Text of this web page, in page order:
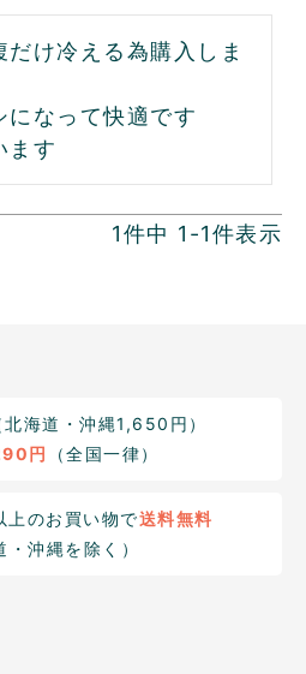
け冷える為購入しま
になって快適です
ます
1件中 1 -1件表示
北海道・沖縄1,650円）
円 （全国一律）
上のお買い物で送料無料
・沖縄を除く）